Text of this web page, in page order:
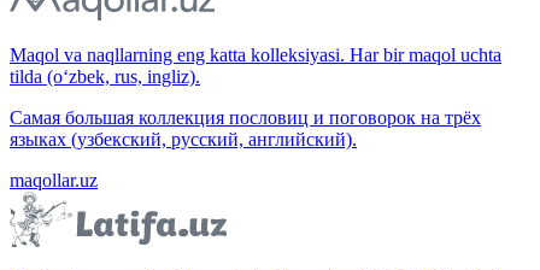
Maqol va naqllarning eng katta kolleksiyasi. Har bir maqol uchta
tilda (o‘zbek, rus, ingliz).
Самая большая коллекция пословиц и поговорок на трёх
языках (узбекский, русский, английский).
maqollar.uz